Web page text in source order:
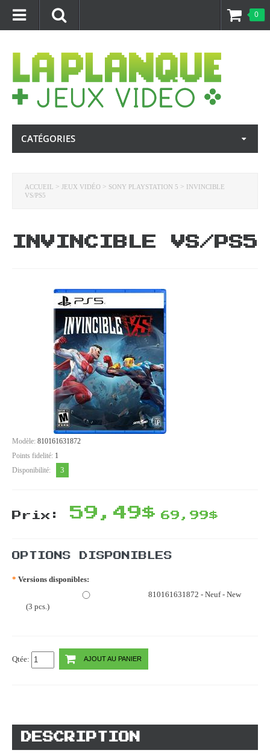
0
CATÉGORIES
ACCUEIL > JEUX VIDÉO > SONY PLAYSTATION 5 > INVINCIBLE
VS/PS5
INVINCIBLE VS/PS5
Modèle: 810161631872
Points fidelité: 1
Disponibilité:
3
Prix: 59,49$ 69,99$
OPTIONS DISPONIBLES
* Versions disponibles:
810161631872 - Neuf - New
(3 pcs.)
Qtée: AJOUT AU PANIER
DESCRIPTION